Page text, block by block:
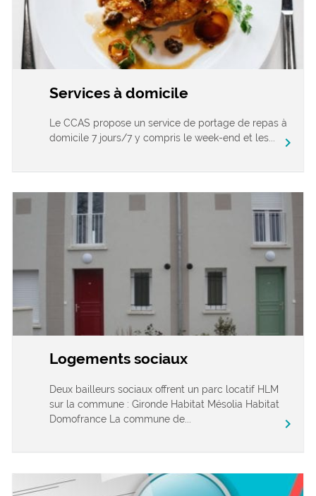
Services à domicile
Le CCAS propose un service de portage de repas à
domicile 7 jours/7 y compris le week-end et les...
chevron_right
Logements sociaux
Deux bailleurs sociaux offrent un parc locatif HLM
sur la commune : Gironde Habitat Mésolia Habitat
Domofrance La commune de...
chevron_right